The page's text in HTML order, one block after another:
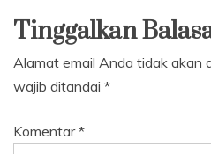
Tinggalkan
Alamat email Anda tidak akan
wajib ditandai *
Komentar*